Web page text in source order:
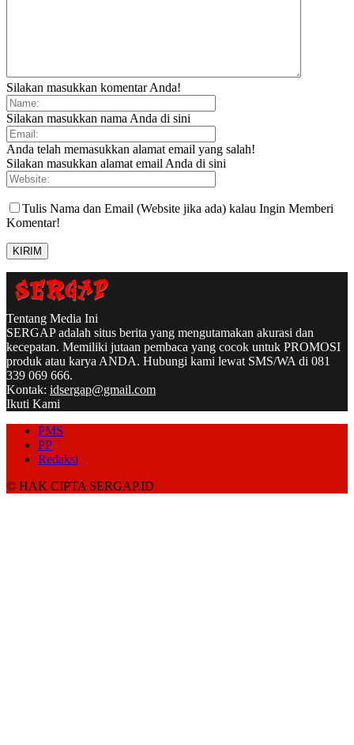
Silakan masukkan komentar Anda!
Silakan masukkan nama Anda di sini
Anda telah memasukkan alamat email yang salah!
Silakan masukkan alamat email Anda di sini
Tulis Nama dan Email (Website jika ada) kalau Ingin Memberi
Komentar!
Tentang Media Ini
SERGAP adalah situs berita yang mengutamakan akurasi dan
kecepatan. Memiliki jutaan pembaca yang cocok untuk PROMOSI
produk atau karya ANDA. Hubungi kami lewat SMS/WA di 081
339 069 666.
Kontak: idsergap@gmail.com
Ikuti Kami
PMS
PP
Redaksi
© HAK CIPTA SERGAP.ID